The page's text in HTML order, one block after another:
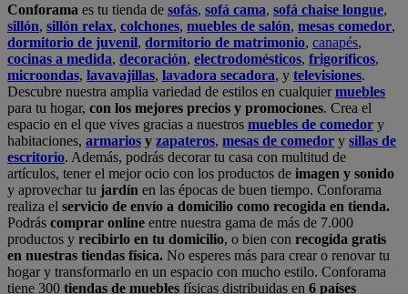
Conforama es tu tienda de sofás, sofá cama, sofá chaise longue,
sillón, sillón relax, colchones, muebles de salón, mesas comedor,
dormitorio de juvenil, dormitorio de matrimonio, canapés,
cocinas a medida, decoración, electrodomésticos, frigoríficos,
microondas, lavavajillas, lavadora secadora, y televisiones.
Descubre nuestra amplia variedad de estilos en cualquiermuebles
para tu hogar, con los mejores precios y promociones. Crea el
espacio en el que vives gracias a nuestros muebles de comedor y
habitaciones, armarios y zapateros, mesas de comedor y sillas de
escritorio. Además, podrás decorar tu casa con multitud de
artículos, tener el mejor ocio con los productos de imagen y sonido
y aprovechar tu jardín en las épocas de buen tiempo. Conforama
realiza el servicio de envío a domicilio como recogida en tienda.
Podrás comprar online entre nuestra gama de más de 7.000
productos y recibirlo en tu domicilio, o bien con recogida gratis
en nuestras tiendas física. No esperes más para crear o renovar tu
hogar y transformarlo en un espacio con mucho estilo. Conforama
tiene 300 tiendas de muebles físicas distribuidas en 6 países